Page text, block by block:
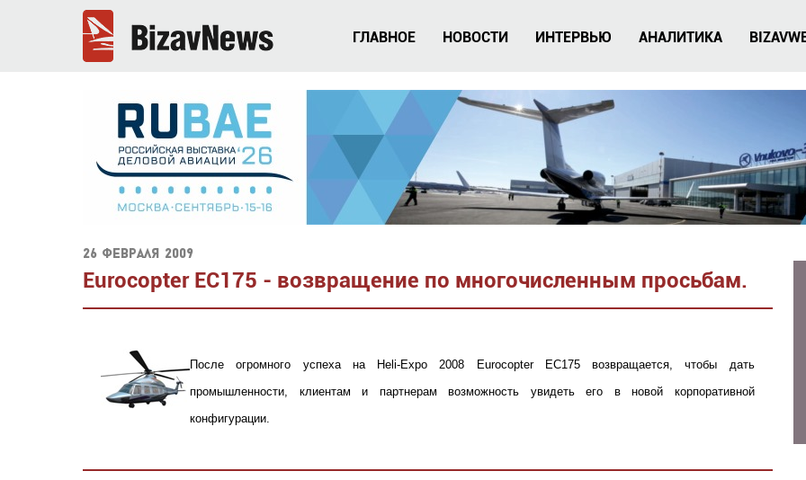
ГЛАВНОЕ НОВОСТИ ИНТЕРВЬЮ АНАЛИТИКА
26 февраля 2009
Eurocopter EC175 - возвращение по многочисленным просьбам.
После огромного успеха на Heli-Expo 2008 Eurocopter EC175 возвращается, чтобы дать
промышленности, клиентам и партнерам возможность увидеть его в новой корпоративной
конфигурации.